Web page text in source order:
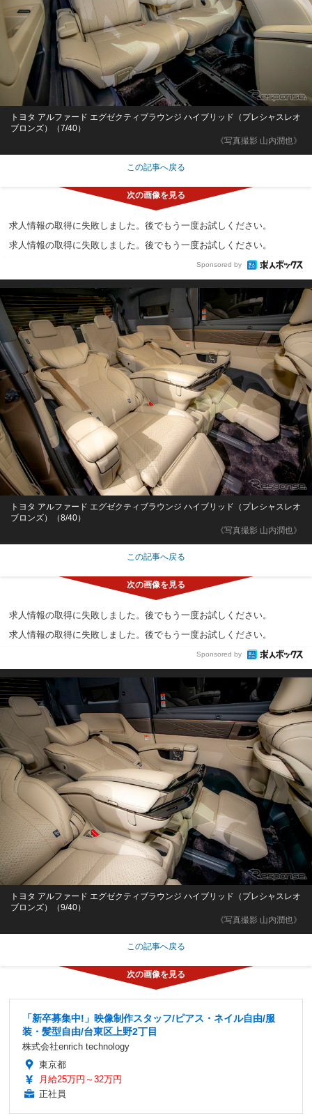
《写真撮影 山内潤也》
トヨタ アルファード エグゼクティブラウンジ ハイブリッド（プレシャスレオ
ブロンズ）（7/40）
この記事へ戻る
求人情報の取得に失敗しました。後でもう一度お試しください。
求人情報の取得に失敗しました。後でもう一度お試しください。
Sponsored by
《写真撮影 山内潤也》
トヨタ アルファード エグゼクティブラウンジ ハイブリッド（プレシャスレオ
ブロンズ）（8/40）
この記事へ戻る
求人情報の取得に失敗しました。後でもう一度お試しください。
求人情報の取得に失敗しました。後でもう一度お試しください。
Sponsored by
《写真撮影 山内潤也》
トヨタ アルファード エグゼクティブラウンジ ハイブリッド（プレシャスレオ
ブロンズ）（9/40）
この記事へ戻る
「新卒募集中!」映像制作スタッフ/ピアス・ネイル自由/服
装・髪型自由/台東区上野2丁目
株式会社enrich technology
東京都
月給25万円～32万円
正社員